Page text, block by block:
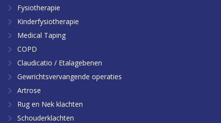
Fysiotherapie
Kinderfysiotherapie
Medical Taping
COPD
Claudicatio / Etalagebenen
Gewrichtsvervangende operaties
Artrose
Rug en Nek klachten
Schouderklachten